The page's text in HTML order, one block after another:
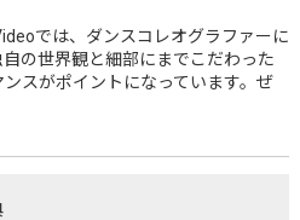
では、ダンスコレオグラファーに
の世界観と細部にまでこだわった
スがポイントになっています。ぜ